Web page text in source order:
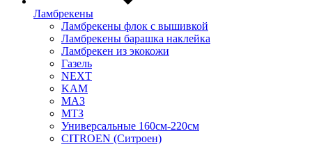
Ламбрекены
Ламбрекены флок с вышивкой
Ламбрекены барашка наклейка
Ламбрекен из экокожи
Газель
NEXT
KAM
МАЗ
МТЗ
Универсальные 160см-220см
CITROEN (Ситроен)